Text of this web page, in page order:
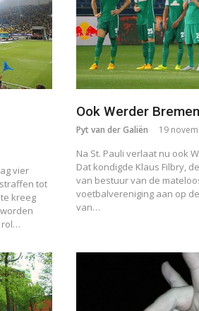
vier
tot
kreeg
rol…
Ook Werder
Pyt van der Galiën 19
Na St. Pauli verlaat nu ook
Dat kondigde Klaus Filbry,
van bestuur van de
voetbalvereniging aan op
van…